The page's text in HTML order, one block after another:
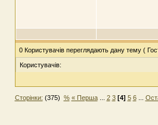
0 Користувачів переглядають дану тему (
Користувачів:
Сторінки: (375) % « Перша... 2 3 [4] 5 6...